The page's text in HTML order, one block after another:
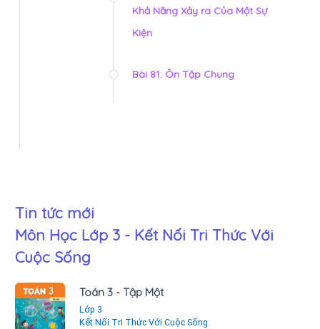
Khả Năng Xảy ra Của Một Sự
Kiện
Bài 81: Ôn Tập Chung
Tin tức mới
Môn Học Lớp 3 - Kết Nối Tri Thức Với
Cuộc Sống
Toán 3 - Tập Một
Lớp 3
Kết Nối Tri Thức Với Cuộc Sống